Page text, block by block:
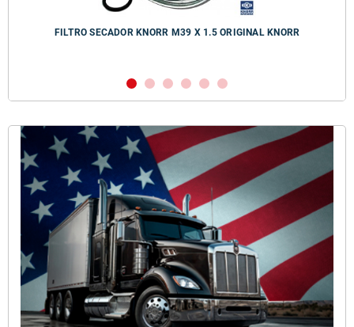
FILTRO SECADOR KNORR M39 X 1.5 ORIGINAL KNORR